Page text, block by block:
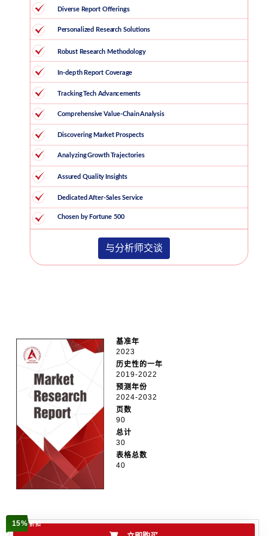
与分析师交谈
基准年
2023
历史性的一年
2019-2022
预测年份
2024-2032
页数
90
总计
30
表格总数
40
15%折扣